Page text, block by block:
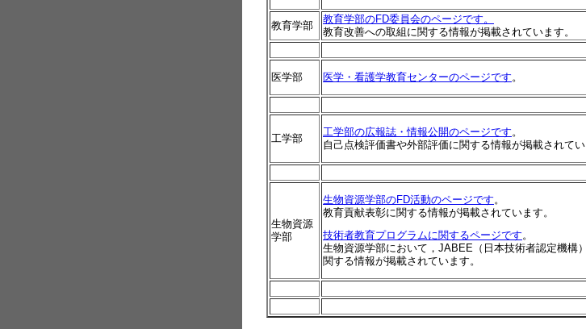
教育学部
教育学部のFD委員会のページです。
教育改善への取組に関する情報が掲載されています。
医学部 医学・看護学教育センターのページです。
工学部
工学部の広報誌・情報公開のページです。
自己点検評価書や外部評価に関する情報が掲載されてい
生物資源
学部
生物資源学部のFD活動のページです。
教育貢献表彰に関する情報が掲載されています。
技術者教育プログラムに関するページです。
生物資源学部において，JABEE（日本技術者認定機構
関する情報が掲載されています。